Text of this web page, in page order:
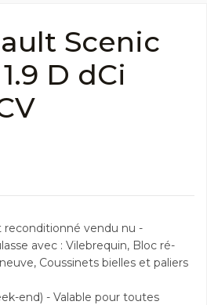
Scenic
D dCi
vendu nu -
avec : Vilebrequin, Bloc ré-
Coussinets bielles et paliers
end) - Valable pour toutes